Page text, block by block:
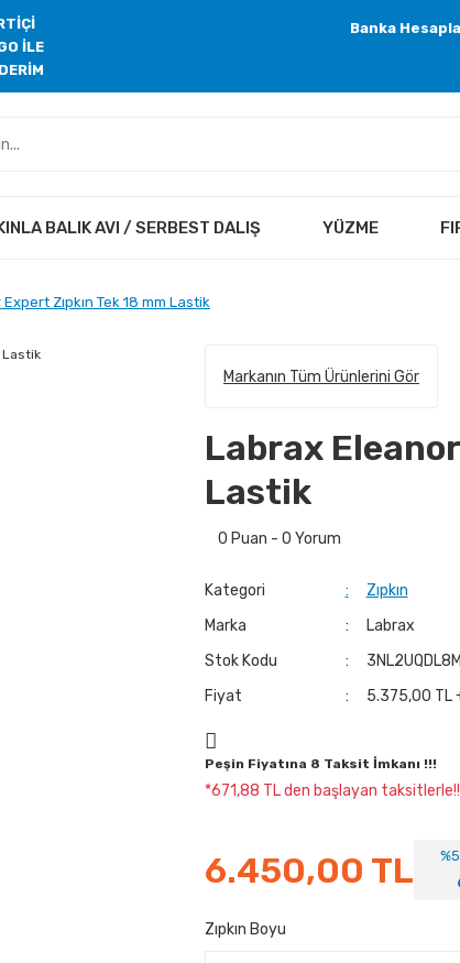
İLE
Banka
BALIK AVI / SERBEST DALIŞ YÜZME
Zıpkın Tek 18 mm Lastik
Markanın Tüm Ürünlerini Gör
Labrax
Lastik
0 Puan - 0 Yorum
Kategori
Zıpkın
Marka
Labrax
Stok Kodu
3NL2UQDL8M
Fiyat
5.375,00 TL
Peşin Fiyatına 8 Taksit İmkanı !!!
*671,88 TL den başlayan taksitlerle!!
6.450,00 TL
Zıpkın Boyu